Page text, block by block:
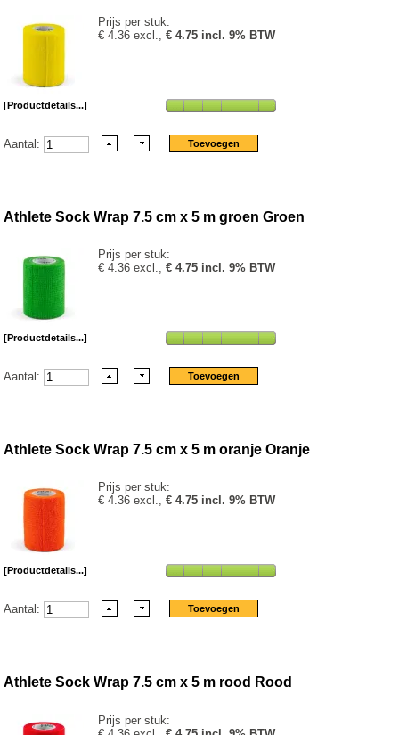
Prijs per stuk:
€ 4.36 excl.,€ 4.75 incl. 9% BTW
[Productdetails...]
Aantal:
Athlete Sock Wrap 7.5 cm x 5 m groen Groen
Prijs per stuk:
€ 4.36 excl.,€ 4.75 incl. 9% BTW
[Productdetails...]
Aantal:
Athlete Sock Wrap 7.5 cm x 5 m oranje Oranje
Prijs per stuk:
€ 4.36 excl.,€ 4.75 incl. 9% BTW
[Productdetails...]
Aantal:
Athlete Sock Wrap 7.5 cm x 5 m rood Rood
Prijs per stuk: